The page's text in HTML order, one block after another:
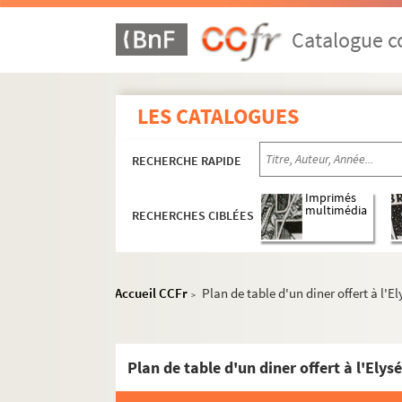
Catalogue
LES CATALOGUES
RECHERCHE RAPIDE
RECHERCHES CIBLÉES
Imprimés
multimédia
Accueil CCFr > Plan de table d'un diner offert à
Plan de table d'un diner offert à
Réceptions données par ou pour les
Réceptions données par le ministère des
Réceptions et voyages présidentiels
Autres réceptions et évènements à l'étranger
504QO/20. Menus et programme liés à
504QO/21. Palais de l'Elysée, voyages
Planche 4
Planche 5